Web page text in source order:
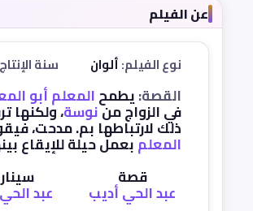
عن الفيلم
نوع الفيلم:ألوان سنة
القصة:يطمحالمعلم أبو
في الزواج مننوسة، ولكنها
ذلك لارتباطها بم. مدحت،
المعلمبعمل حيلة للإيقاع
قصة
عبد الحي أديب
عبد